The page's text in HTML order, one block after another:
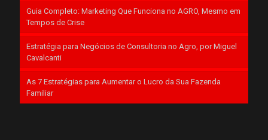
Guia Completo: Marketing Que Funciona no AGRO, Mesmo em
Tempos de Crise
Estratégia para Negócios de Consultoria no Agro, por Miguel
Cavalcanti
As 7 Estratégias para Aumentar o Lucro da Sua Fazenda
Familiar